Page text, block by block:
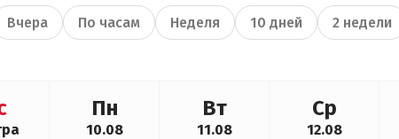
Вчера По часам Неделя 10 дней 2 недели
Пн
10.08
Вт
11.08
Ср
12.08